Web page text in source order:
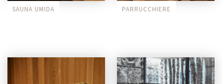
SAUNA UMIDA PARRUCCHIERE